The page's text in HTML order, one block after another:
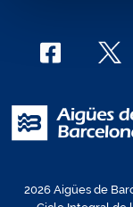
2026 Aigües de